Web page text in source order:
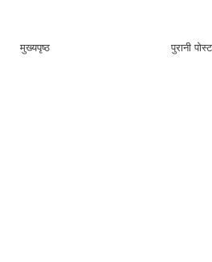
पुरानी पोस्ट
मुख्यपृष्ठ